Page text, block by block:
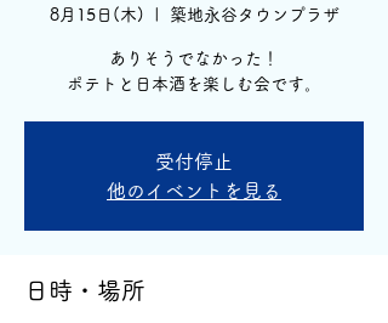
8月15日(木) 築地永谷タウンプラザ
ありそうでなかった！
ポテトと日本酒を楽しむ会です。
受付停止
他のイベントを見る
日時・場所